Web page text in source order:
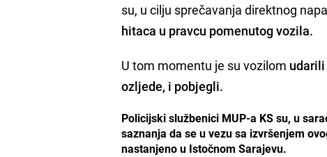
su, u cilju sprečavanja direktnog
hitaca u pravcu pomenutog vozila.
U tom momentu je su vozilom
ozljede, i pobjegli.
Policijski službenici MUP-a KS su, u
saznanja da se u vezu sa izvršenjem
nastanjeno u Istočnom Sarajevu.